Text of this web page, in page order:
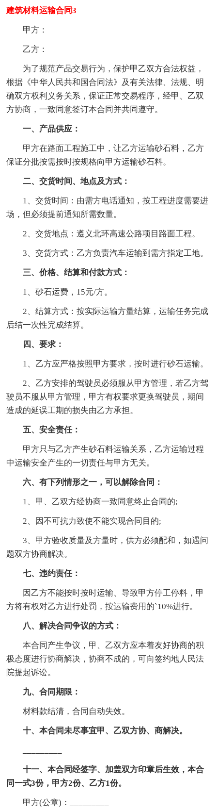
建筑材料运输合同3
甲方：
乙方：
为了规范产品交易行为，保护甲乙双方合法权益，
根据《中华人民共和国合同法》及有关法律、法规、明
确双方权利义务关系，保证正常交易程序，经甲、乙双
方协商，一致同意签订本合同并共同遵守。
一、产品供应：
甲方在路面工程施工中，让乙方运输砂石料，乙方
保证分批按需按时按规格向甲方运输砂石料。
二、交货时间、地点及方式：
1、交货时间：由需方电话通知，按工程进度需要进
场，但必须提前通知所需数量。
2、交货地点：遵义北环高速公路项目路面工程。
3、交货方式：乙方负责汽车运输到需方指定工地。
三、价格、结算和付款方式：
1、砂石运费，15元/方。
2、结算方式：按实际运输方量结算，运输任务完成
后结一次性完成结算。
四、要求：
1、乙方应严格按照甲方要求，按时进行砂石运输。
2、乙方安排的驾驶员必须服从甲方管理，若乙方驾
驶员不服从甲方管理，甲方有权要求更换驾驶员，期间
造成的延误工期的损失由乙方承担。
五、安全责任：
甲方只与乙方产生砂石料运输关系，乙方运输过程
中运输安全产生的一切责任与甲方无关。
六、有下列情形之一，可以解除合同：
1、甲、乙双方经协商一致同意终止合同的;
2、因不可抗力致使不能实现合同目的;
3、甲方验收质量及方量时，供方必须配和，如遇问
题双方协商解决。
七、违约责任：
因乙方不能按时按时运输、导致甲方停工停料，甲
方将有权对乙方进行处罚，按运输费用的`10%进行。
八、解决合同争议的方式：
本合同产生争议，甲、乙双方应本着友好协商的积
极态度进行协商解决，协商不成的，可向签约地人民法
院提起诉讼。
九、合同期限：
材料款结清，合同自动失效。
十、本合同未尽事宜甲、乙双方协、商解决。
十一、本合同经签字、加盖双方印章后生效，本合
同一式3份，甲方2份、乙方1份。
甲方(公章)：_________